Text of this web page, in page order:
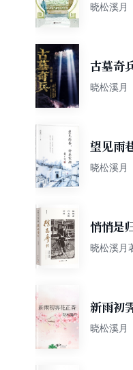
晓松溪月
古墓奇
晓松溪月
望见雨
传）
晓松溪月
悄悄是
晓松溪月
新雨初
晓松溪月